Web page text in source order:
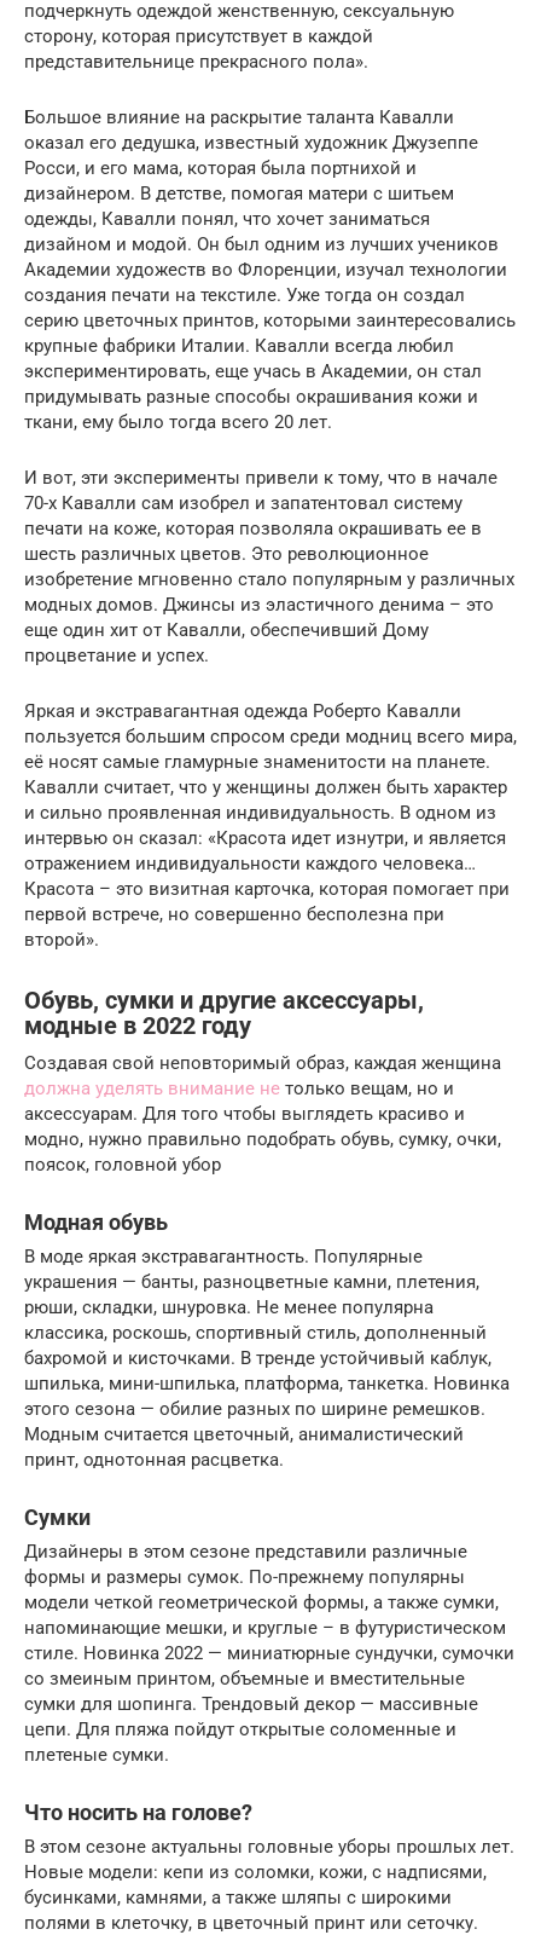
подчеркнуть одеждой женственную, сексуальную
сторону, которая присутствует в каждой
представительнице прекрасного пола».
Большое влияние на раскрытие таланта Кавалли
оказал его дедушка, известный художник Джузеппе
Росси, и его мама, которая была портнихой и
дизайнером. В детстве, помогая матери с шитьем
одежды, Кавалли понял, что хочет заниматься
дизайном и модой. Он был одним из лучших учеников
Академии художеств во Флоренции, изучал технологии
создания печати на текстиле. Уже тогда он создал
серию цветочных принтов, которыми заинтересовались
крупные фабрики Италии. Кавалли всегда любил
экспериментировать, еще учась в Академии, он стал
придумывать разные способы окрашивания кожи и
ткани, ему было тогда всего 20 лет.
И вот, эти эксперименты привели к тому, что в начале
70-х Кавалли сам изобрел и запатентовал систему
печати на коже, которая позволяла окрашивать ее в
шесть различных цветов. Это революционное
изобретение мгновенно стало популярным у различных
модных домов. Джинсы из эластичного денима – это
еще один хит от Кавалли, обеспечивший Дому
процветание и успех.
Яркая и экстравагантная одежда Роберто Кавалли
пользуется большим спросом среди модниц всего мира,
её носят самые гламурные знаменитости на планете.
Кавалли считает, что у женщины должен быть характер
и сильно проявленная индивидуальность. В одном из
интервью он сказал: «Красота идет изнутри, и является
отражением индивидуальности каждого человека…
Красота – это визитная карточка, которая помогает при
первой встрече, но совершенно бесполезна при
второй».
Обувь, сумки и другие аксессуары,
модные в 2022 году
Создавая свой неповторимый образ, каждая женщина
должна уделять внимание не только вещам, но и
аксессуарам. Для того чтобы выглядеть красиво и
модно, нужно правильно подобрать обувь, сумку, очки,
поясок, головной убор
Модная обувь
В моде яркая экстравагантность. Популярные
украшения — банты, разноцветные камни, плетения,
рюши, складки, шнуровка. Не менее популярна
классика, роскошь, спортивный стиль, дополненный
бахромой и кисточками. В тренде устойчивый каблук,
шпилька, мини-шпилька, платформа, танкетка. Новинка
этого сезона — обилие разных по ширине ремешков.
Модным считается цветочный, анималистический
принт, однотонная расцветка.
Сумки
Дизайнеры в этом сезоне представили различные
формы и размеры сумок. По-прежнему популярны
модели четкой геометрической формы, а также сумки,
напоминающие мешки, и круглые – в футуристическом
стиле. Новинка 2022 — миниатюрные сундучки, сумочки
со змеиным принтом, объемные и вместительные
сумки для шопинга. Трендовый декор — массивные
цепи. Для пляжа пойдут открытые соломенные и
плетеные сумки.
Что носить на голове?
В этом сезоне актуальны головные уборы прошлых лет.
Новые модели: кепи из соломки, кожи, с надписями,
бусинками, камнями, а также шляпы с широкими
полями в клеточку, в цветочный принт или сеточку.